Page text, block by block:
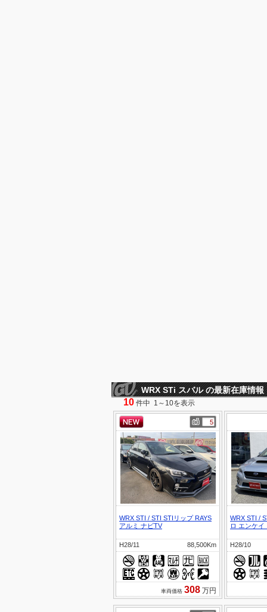
WRX STi スバル の最新在庫情報
10 件中 1～10を表示
5
WRX STI / STI STIリップ RAYS
アルミ ナビTV
H28/11 88,500Km
車両価格 308 万円
WRX STI /
ロ エンケイ
H28/10